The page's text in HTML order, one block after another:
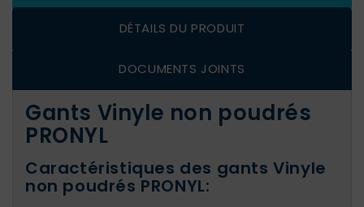
DÉTAILS DU PRODUIT
DOCUMENTS JOINTS
Gants Vinyle non poudrés
PRONYL
Caractéristiques des gants Vinyle
non poudrés PRONYL: